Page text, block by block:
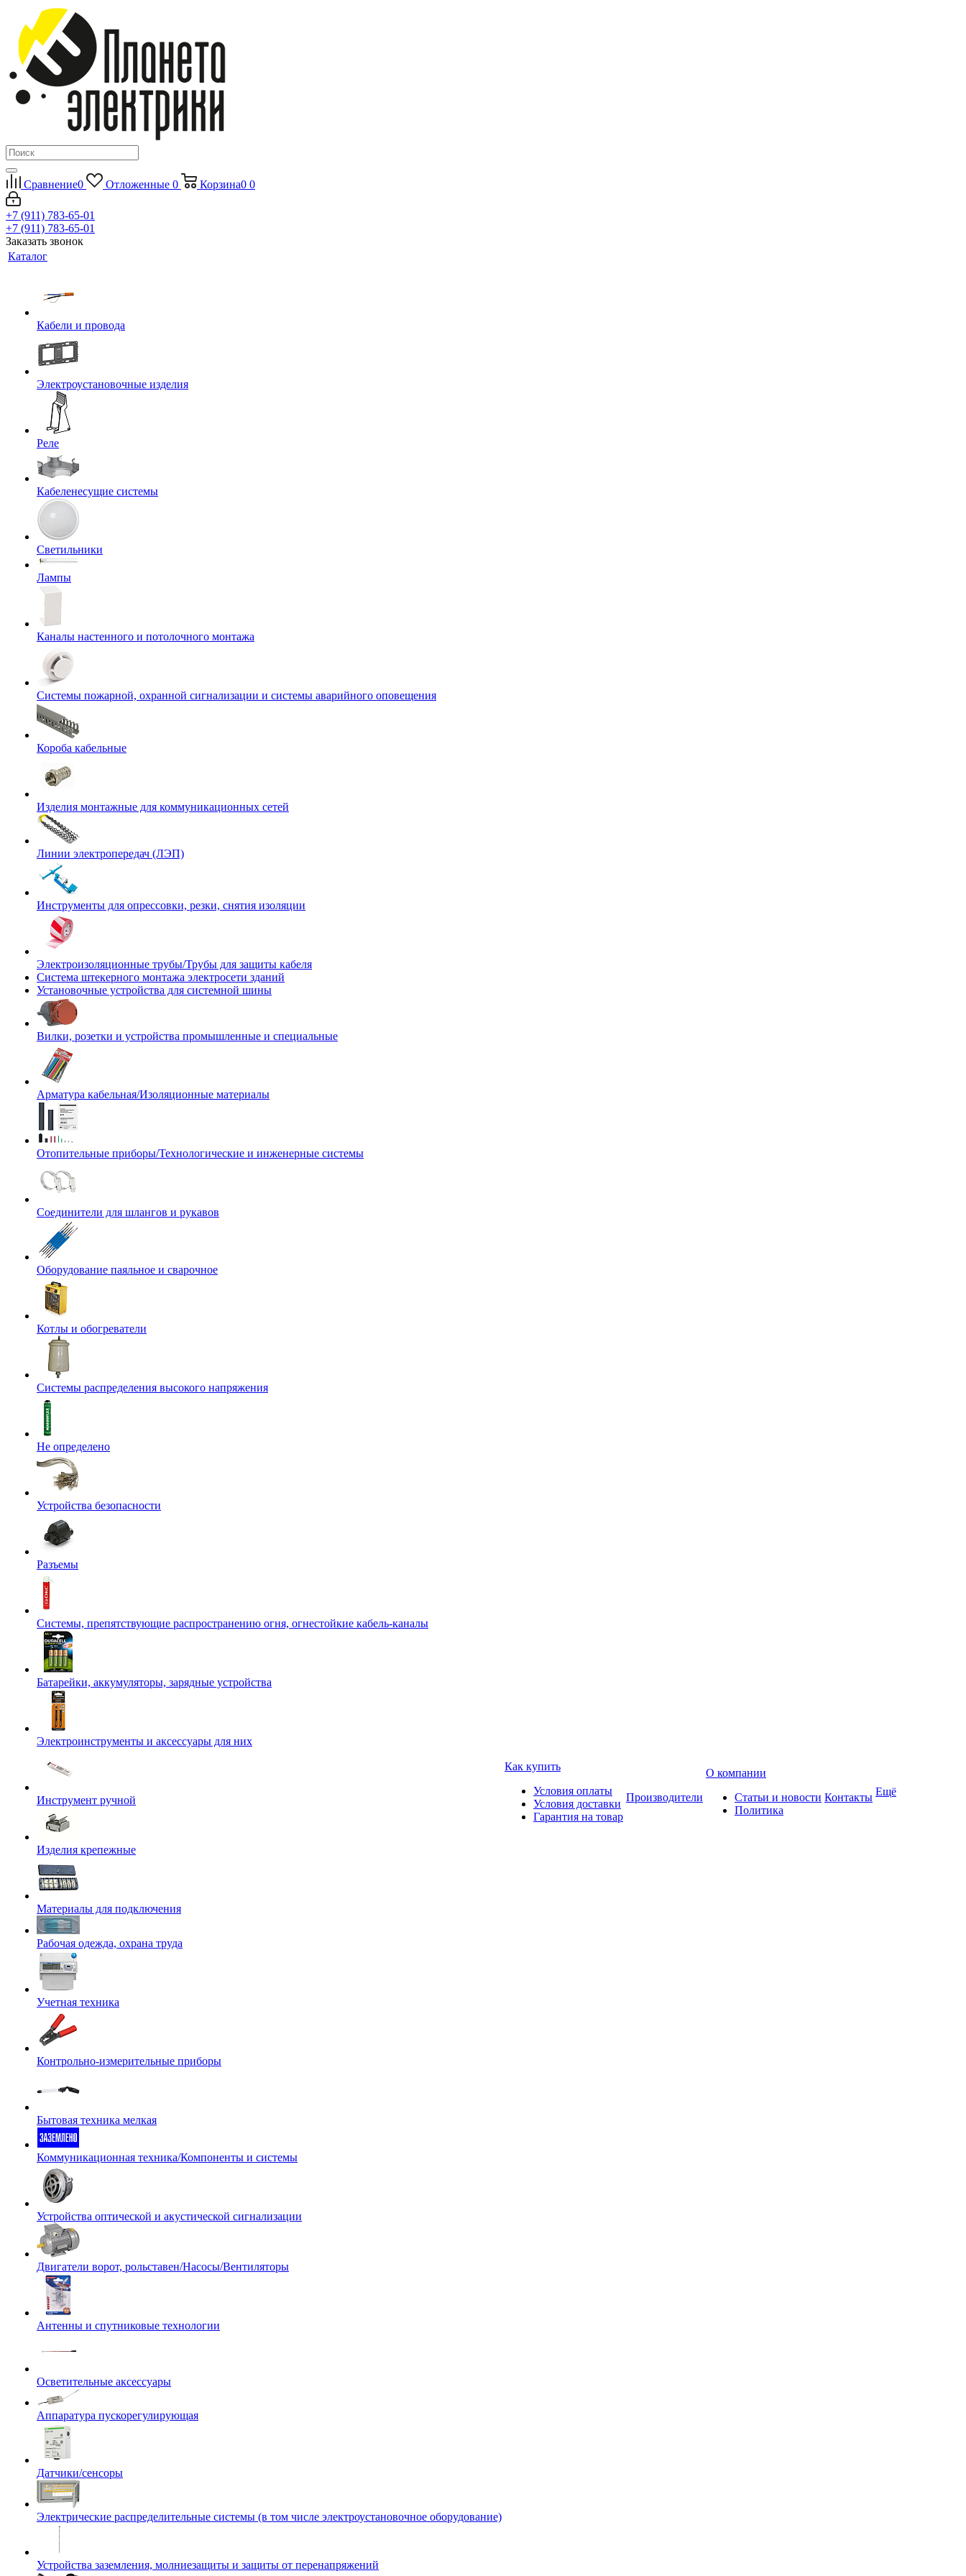
Сравнение0 Отложенные 0 Корзина0 0
+7 (911) 783-65-01
+7 (911) 783-65-01
Заказать звонок
Каталог
Кабели и провода
Электроустановочные изделия
Реле
Кабеленесущие системы
Светильники
Лампы
Каналы настенного и потолочного монтажа
Системы пожарной, охранной сигнализации и системы аварийного оповещения
Короба кабельные
Изделия монтажные для коммуникационных сетей
Линии электропередач (ЛЭП)
Инструменты для опрессовки, резки, снятия изоляции
Электроизоляционные трубы/Трубы для защиты кабеля
Система штекерного монтажа электросети зданий
Установочные устройства для системной шины
Вилки, розетки и устройства промышленные и специальные
Арматура кабельная/Изоляционные материалы
Отопительные приборы/Технологические и инженерные системы
Соединители для шлангов и рукавов
Оборудование паяльное и сварочное
Котлы и обогреватели
Системы распределения высокого напряжения
Не определено
Устройства безопасности
Разъемы
Системы, препятствующие распространению огня, огнестойкие кабель-каналы
Батарейки, аккумуляторы, зарядные устройства
Электроинструменты и аксессуары для них
Инструмент ручной
Изделия крепежные
Материалы для подключения
Рабочая одежда, охрана труда
Учетная техника
Контрольно-измерительные приборы
Бытовая техника мелкая
Коммуникационная техника/Компоненты и системы
Устройства оптической и акустической сигнализации
Двигатели ворот, рольставен/Насосы/Вентиляторы
Антенны и спутниковые технологии
Осветительные аксессуары
Аппаратура пускорегулирующая
Датчики/сенсоры
Электрические распределительные системы (в том числе электроустановочное оборудование)
Устройства заземления, молниезащиты и защиты от перенапряжений
Как купить
Условия оплаты
Условия доставки
Гарантия на товар
Производители
О компании
Статьи и новости
Политика
Контакты Ещё